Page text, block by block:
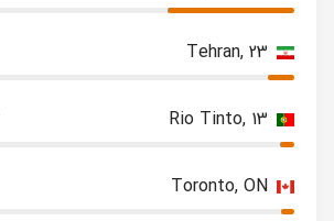
Tehran, 23
Rio Tinto, 13
Toronto, ON